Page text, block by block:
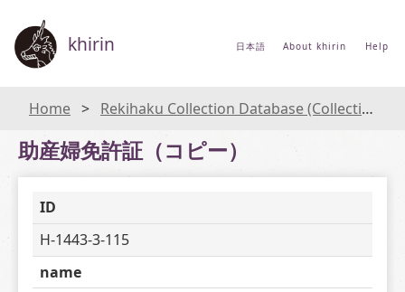
khirin 日本語 About khirin Help
Home Rekihaku Collection Database (Collections Database of the National Museum of Japanese History)
助産婦免許証（コピー）
ID
H-1443-3-115
name